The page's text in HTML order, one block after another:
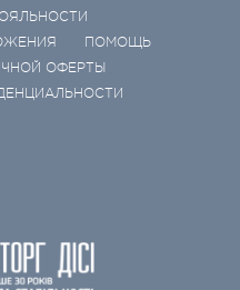
ПОМОЩЬ
ОФЕРТЫ